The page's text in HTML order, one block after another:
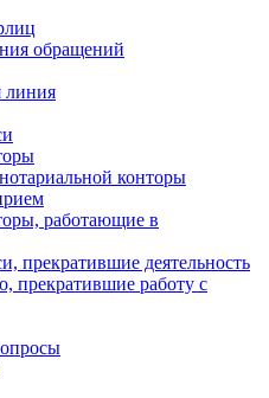
обращений
линия
конторы
работающие в
прекратившие деятельность
прекратившие работу с